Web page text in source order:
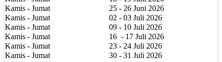
Kamis - Jumat
25 - 26 Juni 2026
Kamis - Jumat
02 - 03 Juli 2026
Kamis - Jumat
09 - 10 Juli 2026
Kamis - Jumat
16 - 17 Juli 2026
Kamis - Jumat
23 - 24 Juli 2026
Kamis - Jumat
30 - 31 Juli 2026